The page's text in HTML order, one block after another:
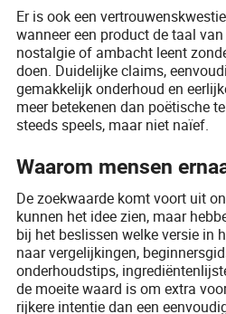
Er is ook een
wanneer een product de taal
nostalgie of ambacht leent
doen. Duidelijke claims,
gemakkelijk onderhoud en
meer betekenen dan poëtische
steeds speels, maar niet naïef.
Waarom mensen
De zoekwaarde komt voort uit
kunnen het idee zien, maar
bij het beslissen welke versie in
naar vergelijkingen,
onderhoudstips,
de moeite waard is om extra
rijkere intentie dan een